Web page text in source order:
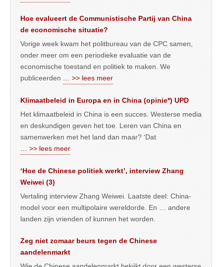
Hoe evalueert de Communistische Partij van China
de economische situatie?
Vorige week kwam het politbureau van de CPC samen,
onder meer om een periodieke evaluatie van de
economische toestand en politiek te maken. We
publiceerden … >> lees meer
Klimaatbeleid in Europa en in China (opinie*) UPD
Het klimaatbeleid in China is een succes. Westerse media
en deskundigen geven het toe. Leren van China en
samenwerken met het land dan maar? ‘Dat
… >> lees meer
‘Hoe de Chinese politiek werkt’, interview Zhang
Weiwei (3)
Vertaling interview Zhang Weiwei. Laatste deel: China-
model voor een multipolaire wereldorde. En … andere
landen zijn vrienden of kunnen het worden.
Zeg niet zomaar beurs tegen de Chinese
aandelenmarkt